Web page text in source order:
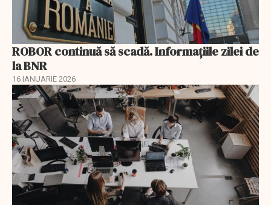
ROBOR continuă să scadă. Informaţiile zilei de
la BNR
16 IANUARIE 2026